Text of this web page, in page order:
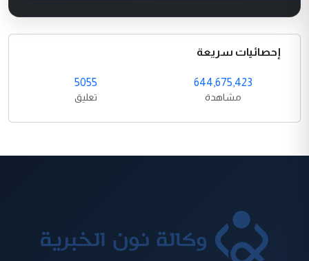
إحصائيات سريعة
644,675,423
مشاهدة
5055
تعليق